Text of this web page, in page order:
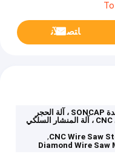
ﺎﺘﺼﻟ ﺍﻶﻧ
آلة الحجر المعتمدة SONCAP ، آلة الحجر
المنشار السلكي CNC ، آلة المنشار السلكي
CNC Wire Saw
,
Diamond Wire Saw